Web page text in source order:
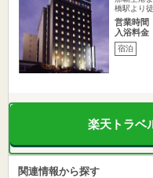
橋駅より
営業時間
入浴料金
宿泊
楽天トラベ
関連情報から探す